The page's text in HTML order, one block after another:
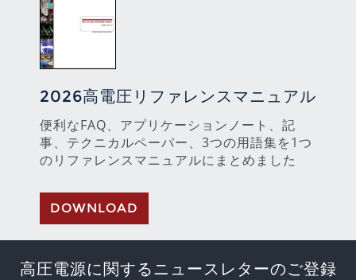
2026高電圧リファレンスマニュアル
便利なFAQ、アプリケーションノート、記
事、テクニカルペーパー、3つの用語集を1つ
のリファレンスマニュアルにまとめました
DOWNLOAD
高圧電源に関するニュースレターのご登録